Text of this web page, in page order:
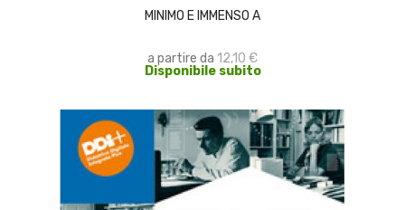
MINIMO E IMMENSO A
a partire da 12,10 €
Disponibile subito